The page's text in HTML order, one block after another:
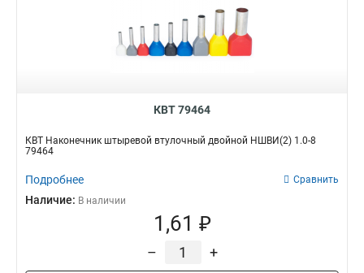
КВТ 79464
КВТ Наконечник штыревой втулочный двойной НШВИ(2) 1.0-8
79464
Подробнее Сравнить
Наличие: В наличии
1,61 ₽
– +